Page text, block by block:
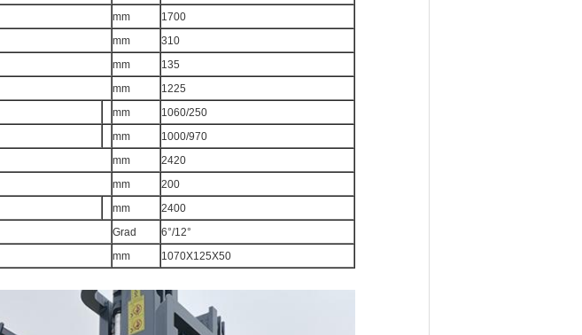
mm
1700
mm
310
mm
135
mm
1225
mm
1060/250
mm
1000/970
mm
2420
mm
200
mm
2400
Grad
6°/12°
mm 1070X125X50